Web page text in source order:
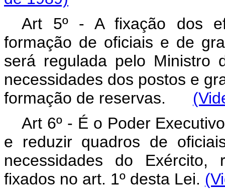
Art 5º - A fixação dos
formação de oficiais e de
será regulada pelo Ministro
necessidades dos postos e
formação de reservas.
Art 6º - É o Poder
e reduzir quadros de
necessidades do Exército,
fixados no art. 1º desta Lei.